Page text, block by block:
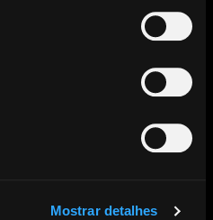
Mostrar detalhes
para ver